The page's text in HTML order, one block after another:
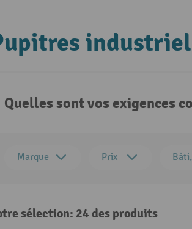
Quelles sont vos exigences
Marque Prix
sélection: 24 des produits